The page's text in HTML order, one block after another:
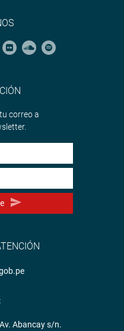
correo a
Abancay s/n.